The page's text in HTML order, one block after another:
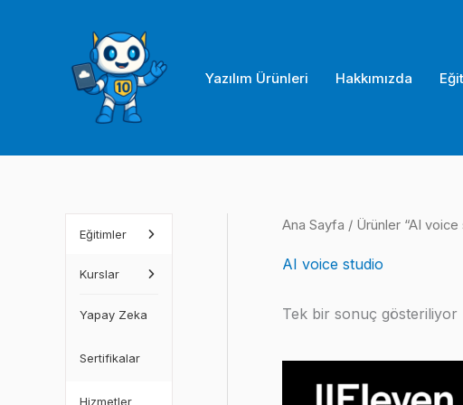
Yazılım Ürünleri Hakkımızda
Eğitimler
Kurslar
Yapay Zeka
Sertifikalar
Hizmetler
Ana Sayfa / Ürünler “AI
AI voice studio
Tek bir sonuç gösteriliyor